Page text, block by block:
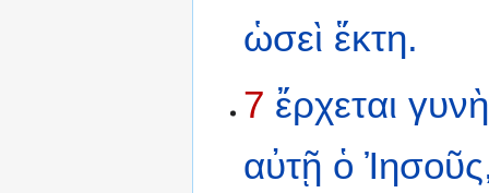
ὡσεὶ ἕκτη.
7 ἔρχεται γυνὴ
αὐτῇ ὁ